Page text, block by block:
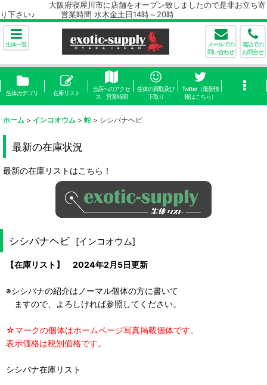
大阪府寝屋川市に店舗をオープン致しましたので是非お立ち寄
り下さい♪ 営業時間 水木金土日14時～20時
生体一覧
メールでの
問い合わせ
電話での
お問合せ
生体カテゴリ 在庫リスト
当店へのアクセ
ス 営業時間
生体の買取及び
下取り
Twitter（最新情
報はこちら）
ホーム > インコオウム > 蛇 > シシバナヘビ
最新の在庫状況
最新の在庫リストはこちら！
シシバナヘビ [インコオウム]
【在庫リスト】 2024年2月5日更新
※シシバナの紹介はノーマル個体の方に書いて
ますので、よろしければ参照してください。
☆マークの個体はホームページ写真掲載個体です。
表示価格は税別価格です。
シシバナ在庫リスト